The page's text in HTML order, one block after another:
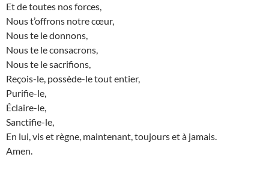
Et de toutes nos forces,
Nous t’offrons notre cœur,
Nous te le donnons,
Nous te le consacrons,
Nous te le sacrifions,
Reçois-le, possède-le tout entier,
Purifie-le,
Éclaire-le,
Sanctifie-le,
En lui, vis et règne, maintenant, toujours et à jamais.
Amen.